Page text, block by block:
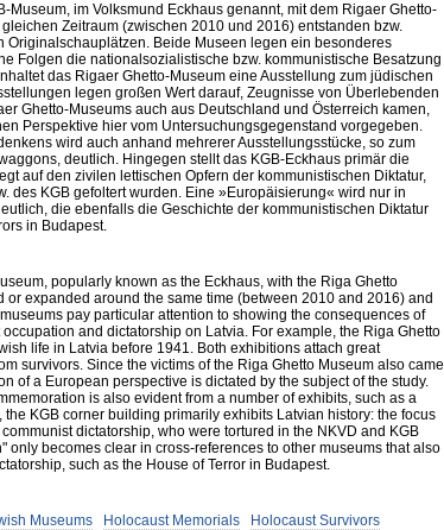
Museum, im Volksmund Eckhaus genannt, mit dem Rigaer Ghetto-
Zeitraum (zwischen 2010 und 2016) entstanden bzw.
Originalschauplätzen. Beide Museen legen ein besonderes
Folgen die nationalsozialistische bzw. kommunistische Besatzung
das Rigaer Ghetto-Museum eine Ausstellung zum jüdischen
legen großen Wert darauf, Zeugnisse von Überlebenden
Ghetto-Museums auch aus Deutschland und Österreich kamen,
Perspektive hier vom Untersuchungsgegenstand vorgegeben.
wird auch anhand mehrerer Ausstellungsstücke, so zum
deutlich. Hingegen stellt das KGB-Eckhaus primär die
auf den zivilen lettischen Opfern der kommunistischen Diktatur,
des KGB gefoltert wurden. Eine »Europäisierung« wird nur in
die ebenfalls die Geschichte der kommunistischen Diktatur
in Budapest.
popularly known as the Eckhaus, with the Riga Ghetto
or expanded around the same time (between 2010 and 2016) and
pay particular attention to showing the consequences of
and dictatorship on Latvia. For example, the Riga Ghetto
life in Latvia before 1941. Both exhibitions attach great
survivors. Since the victims of the Riga Ghetto Museum also came
of a European perspective is dictated by the subject of the study.
is also evident from a number of exhibits, such as a
KGB corner building primarily exhibits Latvian history: the focus
dictatorship, who were tortured in the NKVD and KGB
only becomes clear in cross-references to other museums that also
such as the House of Terror in Budapest.
Museums Holocaust Memorials
Holocaust Survivors